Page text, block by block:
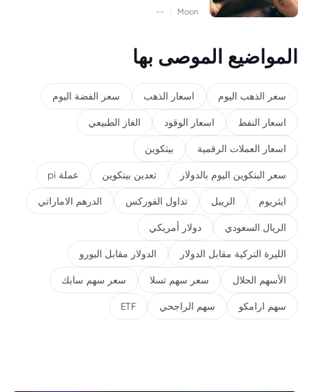
Moon
--
المواضيع الموصى بها
سعر الذهب اليوم اسعار الذهب سعر الفضة اليوم
اسعار النفط اسعار الوقود الغاز الطبيعي
اسعار العملات الرقمية بيتكوين
سعر البتكوين اليوم بالدولار تعدين بيتكوين عملة pi
ايثريوم الريبل تداول الفوركس الدرهم الاماراتي
الريال السعودي دولار أمريكي
الليرة التركية مقابل الدولار الدولار مقابل اليورو
الأسهم الحلال سعر سهم تسلا سعر سهم سابك
سهم ارامكو سهم الراجحي ETF